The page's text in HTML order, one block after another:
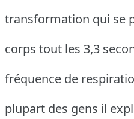
transformation qui se
corps tout les 3,3
fréquence de
plupart des gens il